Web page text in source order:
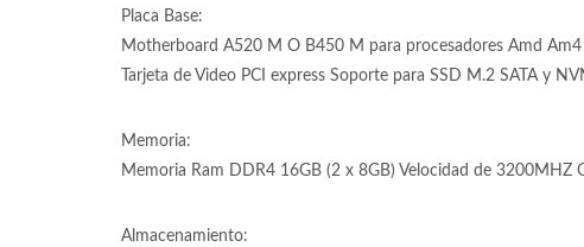
Placa Base:
Motherboard A520 M O B450 M para procesadores Amd
Tarjeta de Video PCI express Soporte para SSD M.2 SATA y
Memoria:
Memoria Ram DDR4 16GB (2 x 8GB) Velocidad de 3200MHZ
Almacenamiento: